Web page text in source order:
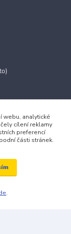
webu, analytické
cílení reklamy
preferencí
části stránek.
.